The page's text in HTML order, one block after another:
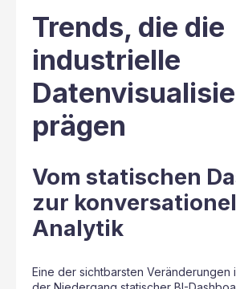
Trends, die die
industrielle
prägen
Vom statischen
zur
Analytik
Eine der sichtbarsten Veränderungen